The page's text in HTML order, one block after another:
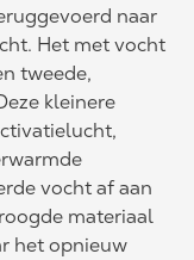
naar
Het met vocht
tweede,
kleinere
vocht af aan
materiaal
het opnieuw